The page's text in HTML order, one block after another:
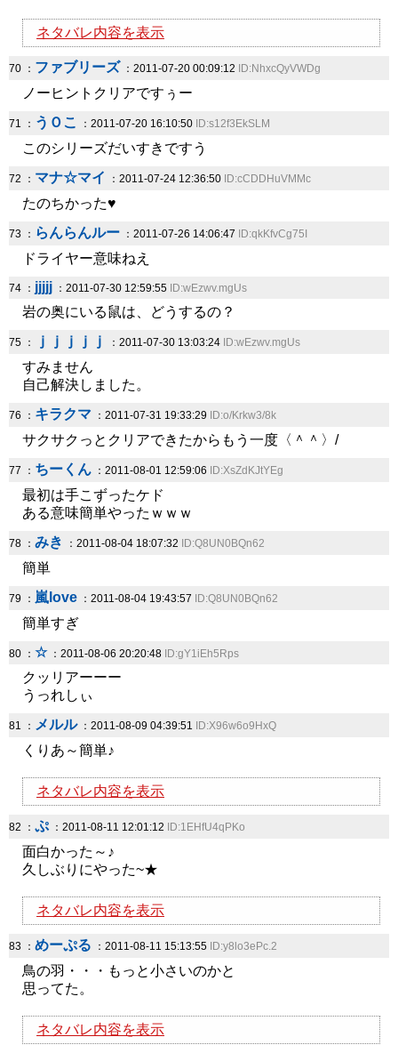
ネタバレ内容を表示
70 ： ファブリーズ ：2011-07-20 00:09:12 ID:NhxcQyVWDg
ノーヒントクリアですぅー
71 ： うＯこ ：2011-07-20 16:10:50 ID:s12f3EkSLM
このシリーズだいすきですう
72 ： マナ☆マイ ：2011-07-24 12:36:50 ID:cCDDHuVMMc
たのちかった♥
73 ： らんらんルー ：2011-07-26 14:06:47 ID:qkKfvCg75I
ドライヤー意味ねえ
74 ： jjjjj ：2011-07-30 12:59:55 ID:wEzwv.mgUs
岩の奥にいる鼠は、どうするの？
75 ： ｊｊｊｊｊ ：2011-07-30 13:03:24 ID:wEzwv.mgUs
すみません
自己解決しました。
76 ： キラクマ ：2011-07-31 19:33:29 ID:o/Krkw3/8k
サクサクっとクリアできたからもう一度〈＾＾〉/
77 ： ちーくん ：2011-08-01 12:59:06 ID:XsZdKJtYEg
最初は手こずったケド
ある意味簡単やったｗｗｗ
78 ： みき ：2011-08-04 18:07:32 ID:Q8UN0BQn62
簡単
79 ： 嵐love ：2011-08-04 19:43:57 ID:Q8UN0BQn62
簡単すぎ
80 ： ☆：2011-08-06 20:20:48 ID:gY1iEh5Rps
クッリアーーー
うっれしぃ
81 ： メルル：2011-08-09 04:39:51 ID:X96w6o9HxQ
くりあ～簡単♪
ネタバレ内容を表示
82 ： ぷ：2011-08-11 12:01:12 ID:1EHfU4qPKo
面白かった～♪
久しぶりにやった~★
ネタバレ内容を表示
83 ： めーぷる ：2011-08-11 15:13:55 ID:y8lo3ePc.2
鳥の羽・・・もっと小さいのかと
思ってた。
ネタバレ内容を表示